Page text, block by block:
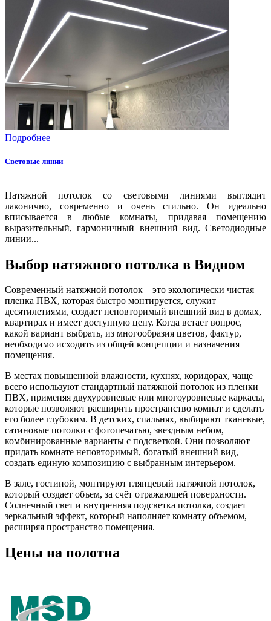
Подробнее
Световые линии
Натяжной потолок со световыми линиями выглядит
лаконично, современно и очень стильно. Он идеально
вписывается в любые комнаты, придавая помещению
выразительный, гармоничный внешний вид. Светодиодные
линии...
Выбор натяжного потолка в Видном
Современный натяжной потолок – это экологически чистая
пленка ПВХ, которая быстро монтируется, служит
десятилетиями, создает неповторимый внешний вид в домах,
квартирах и имеет доступную цену. Когда встает вопрос,
какой вариант выбрать, из многообразия цветов, фактур,
необходимо исходить из общей концепции и назначения
помещения.
В местах повышенной влажности, кухнях, коридорах, чаще
всего используют стандартный натяжной потолок из пленки
ПВХ, применяя двухуровневые или многоуровневые каркасы,
которые позволяют расширить пространство комнат и сделать
его более глубоким. В детских, спальнях, выбирают тканевые,
сатиновые потолки с фотопечатью, звездным небом,
комбинированные варианты с подсветкой. Они позволяют
придать комнате неповторимый, богатый внешний вид,
создать единую композицию с выбранным интерьером.
В зале, гостиной, монтируют глянцевый натяжной потолок,
который создает объем, за счёт отражающей поверхности.
Солнечный свет и внутренняя подсветка потолка, создает
зеркальный эффект, который наполняет комнату объемом,
расширяя пространство помещения.
Цены на полотна